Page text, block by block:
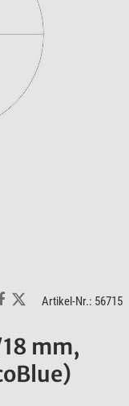
Artikel-Nr.: 56715
mm,